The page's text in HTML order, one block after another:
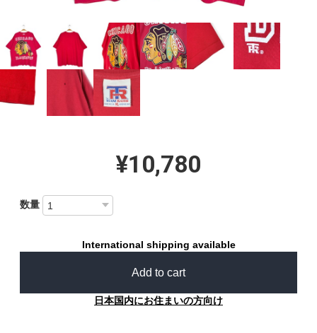
¥10,780
数量
International shipping available
Add to cart
日本国内にお住まいの方向け